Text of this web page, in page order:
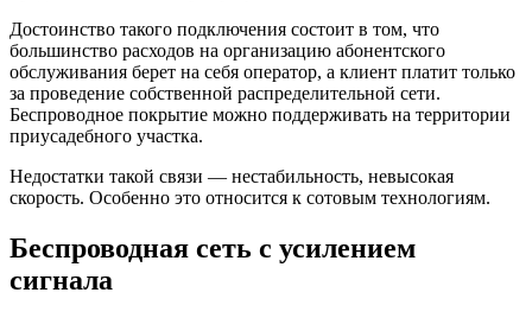
Достоинство такого подключения состоит в том, что
большинство расходов на организацию абонентского
обслуживания берет на себя оператор, а клиент платит только
за проведение собственной распределительной сети.
Беспроводное покрытие можно поддерживать на территории
приусадебного участка.
Недостатки такой связи — нестабильность, невысокая
скорость. Особенно это относится к сотовым технологиям.
Беспроводная сеть с усилением
сигнала